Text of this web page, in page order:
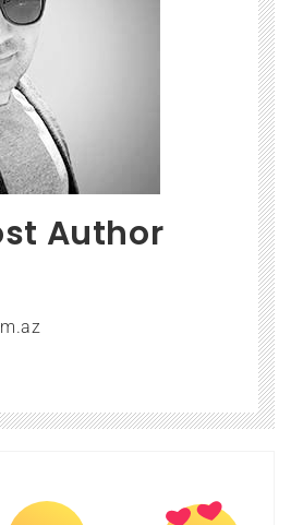
Author